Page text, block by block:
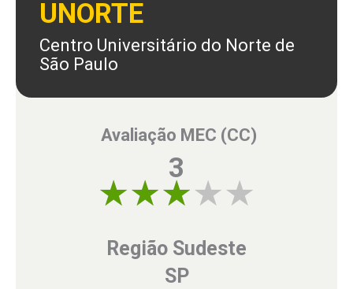
UNORTE
Centro Universitário do Norte de
São Paulo
Avaliação MEC (CC)
3
Região Sudeste
SP